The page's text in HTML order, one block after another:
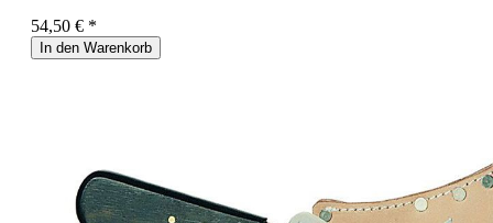
54,50 € *
In den Warenkorb